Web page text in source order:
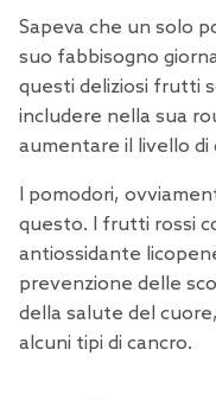
Sapeva che un solo
suo fabbisogno
questi deliziosi frutti
includere nella sua
aumentare il livello di
I pomodori,
questo. I frutti rossi
antiossidante
prevenzione delle
della salute del
alcuni tipi di cancro.